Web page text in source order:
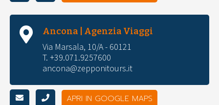
Ancona | Agenzia Viaggi
Via Marsala, 10/A - 60121
T. +39.071.9257600
ancona@zepponitours.it
APRI IN GOOGLE MAPS